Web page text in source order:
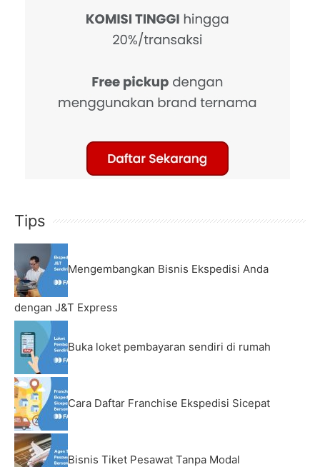
Tips
Mengembangkan Bisnis Ekspedisi Anda
dengan J&T Express
Buka loket pembayaran sendiri di rumah
Cara Daftar Franchise Ekspedisi Sicepat
Bisnis Tiket Pesawat Tanpa Modal